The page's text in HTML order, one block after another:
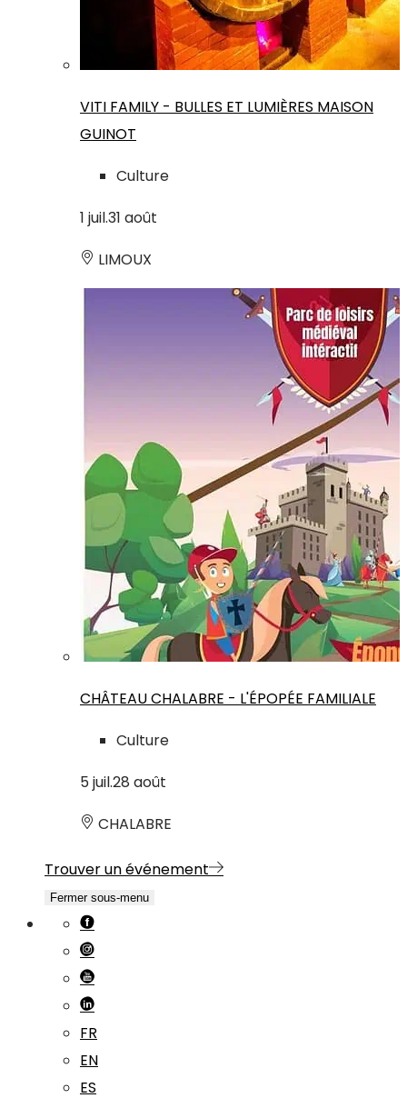
VITI FAMILY - BULLES ET LUMIÈRES MAISON
GUINOT
Culture
1 juil.31 août
LIMOUX
CHÂTEAU CHALABRE - L'ÉPOPÉE FAMILIALE
Culture
5 juil.28 août
CHALABRE
Trouver un événement
Fermer sous-menu
FR
EN
ES